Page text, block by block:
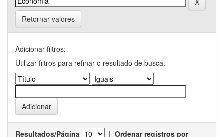
Retornar valores
Adicionar filtros:
Utilizar filtros para refinar o resultado de busca.
Resultados/Página | Ordenar registros por